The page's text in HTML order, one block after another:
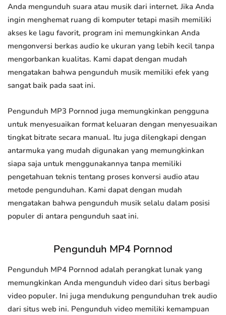
Anda mengunduh suara atau musik dari internet. Jika Anda
ingin menghemat ruang di komputer tetapi masih memiliki
akses ke lagu favorit, program ini memungkinkan Anda
mengonversi berkas audio ke ukuran yang lebih kecil tanpa
mengorbankan kualitas. Kami dapat dengan mudah
mengatakan bahwa pengunduh musik memiliki efek yang
sangat baik pada saat ini.
Pengunduh MP3 Pornnod juga memungkinkan pengguna
untuk menyesuaikan format keluaran dengan menyesuaikan
tingkat bitrate secara manual. Itu juga dilengkapi dengan
antarmuka yang mudah digunakan yang memungkinkan
siapa saja untuk menggunakannya tanpa memiliki
pengetahuan teknis tentang proses konversi audio atau
metode pengunduhan. Kami dapat dengan mudah
mengatakan bahwa pengunduh musik selalu dalam posisi
populer di antara pengunduh saat ini.
Pengunduh MP4 Pornnod
Pengunduh MP4 Pornnod adalah perangkat lunak yang
memungkinkan Anda mengunduh video dari situs berbagi
video populer. Ini juga mendukung pengunduhan trek audio
dari situs web ini. Pengunduh video memiliki kemampuan